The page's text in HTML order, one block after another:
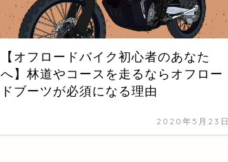
【オフロードバイク初心者のあなた
へ】林道やコースを走るならオフロー
ドブーツが必須になる理由
2020年5月23日